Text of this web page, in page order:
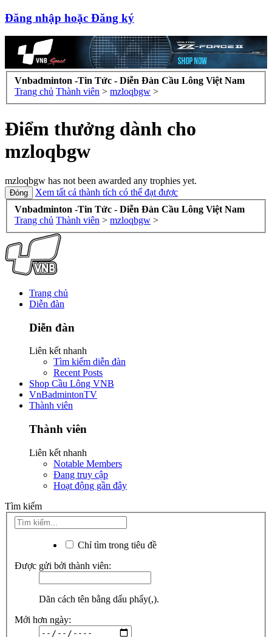
Đăng nhập hoặc Đăng ký
Vnbadminton -Tin Tức - Diễn Đàn Cầu Lông Việt Nam
Trang chủ Thành viên > mzloqbgw >
Điểm thưởng dành cho
mzloqbgw
mzloqbgw has not been awarded any trophies yet.
Xem tất cả thành tích có thể đạt được
Vnbadminton -Tin Tức - Diễn Đàn Cầu Lông Việt Nam
Trang chủ Thành viên > mzloqbgw >
Trang chủ
Diễn đàn
Diễn đàn
Liên kết nhanh
Tìm kiếm diễn đàn
Recent Posts
Shop Cầu Lông VNB
VnBadmintonTV
Thành viên
Thành viên
Liên kết nhanh
Notable Members
Đang truy cập
Hoạt động gần đây
Tìm kiếm
Chỉ tìm trong tiêu đề
Được gửi bởi thành viên:
Dãn cách tên bằng dấu phẩy(,).
Mới hơn ngày: